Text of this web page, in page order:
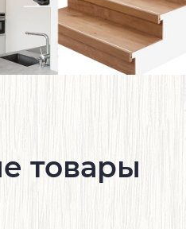
товары